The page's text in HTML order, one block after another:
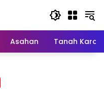
Asahan Tanah Karo